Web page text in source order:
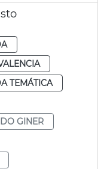
TEMÁTICA
GINER